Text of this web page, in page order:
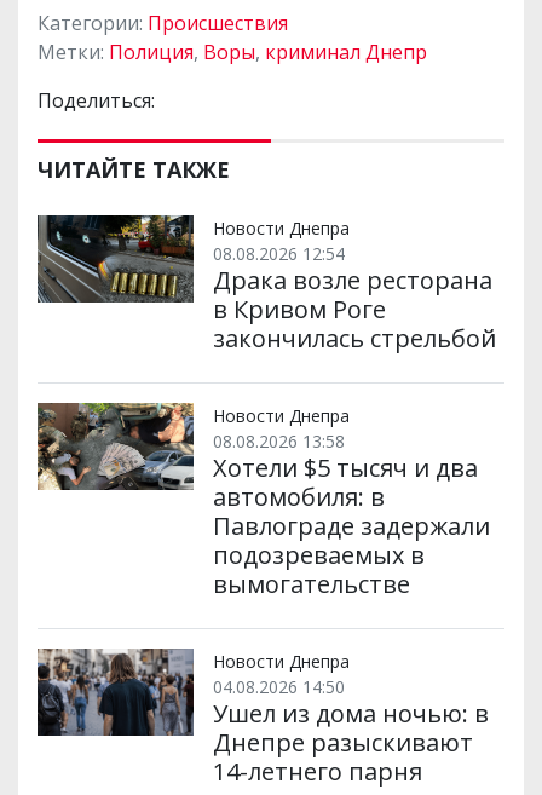
Категории: Происшествия
Метки: Полиция, Воры, криминал Днепр
Поделиться:
ЧИТАЙТЕ ТАКЖЕ
Новости Днепра
08.08.2026 12:54
Драка возле ресторана
в Кривом Роге
закончилась стрельбой
Новости Днепра
08.08.2026 13:58
Хотели $5 тысяч и два
автомобиля: в
Павлограде задержали
подозреваемых в
вымогательстве
Новости Днепра
04.08.2026 14:50
Ушел из дома ночью: в
Днепре разыскивают
14-летнего парня